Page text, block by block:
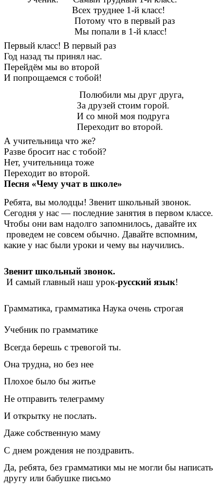
Всех труднее 1-й класс!
Потому что в первый раз
Мы попали в 1-й класс!
Первый класс! В первый раз
Год назад ты принял нас.
Перейдём мы во второй
И попрощаемся с тобой!
Полюбили мы друг друга,
За друзей стоим горой.
И со мной моя подруга
Переходит во второй.
А учительница что же?
Разве бросит нас с тобой?
Нет, учительница тоже
Переходит во второй.
Песня «Чему учат в школе»
Ребята, вы молодцы! Звенит школьный звонок.
Сегодня у нас — последние занятия в первом классе.
Чтобы они вам надолго запомнилось, давайте их
проведем не совсем обычно. Давайте вспомним,
какие у нас были уроки и чему вы научились.
Звенит школьный звонок.
И самый главный наш урок-русский язык!
Грамматика, грамматика Наука очень строгая
Учебник по грамматике
Всегда берешь с тревогой ты.
Она трудна, но без нее
Плохое было бы житье
Не отправить телеграмму
И открытку не послать.
Даже собственную маму
С днем рождения не поздравить.
Да, ребята, без грамматики мы не могли бы написать
другу или бабушке письмо